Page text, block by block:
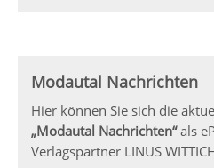
Modautal Nachrichten
Hier können Sie sich die
„Modautal Nachrichten“als
Verlagspartner LINUS